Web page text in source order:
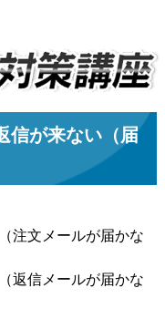
信が来ない（届
注文メールが届かな
返信メールが届かな